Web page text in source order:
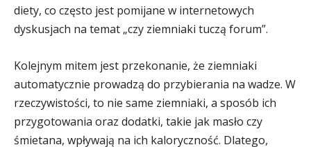
diety, co często jest pomijane w internetowych
dyskusjach na temat „czy ziemniaki tuczą forum”.
Kolejnym mitem jest przekonanie, że ziemniaki
automatycznie prowadzą do przybierania na wadze. W
rzeczywistości, to nie same ziemniaki, a sposób ich
przygotowania oraz dodatki, takie jak masło czy
śmietana, wpływają na ich kaloryczność. Dlatego,